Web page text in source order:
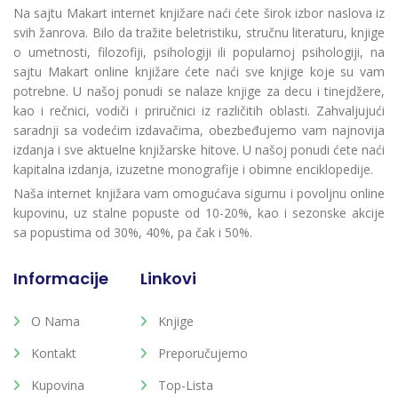
Na sajtu Makart internet knjižare naći ćete širok izbor naslova iz
svih žanrova. Bilo da tražite beletristiku, stručnu literaturu, knjige
o umetnosti, filozofiji, psihologiji ili popularnoj psihologiji, na
sajtu Makart online knjižare ćete naći sve knjige koje su vam
potrebne. U našoj ponudi se nalaze knjige za decu i tinejdžere,
kao i rečnici, vodiči i priručnici iz različitih oblasti. Zahvaljujući
saradnji sa vodećim izdavačima, obezbeđujemo vam najnovija
izdanja i sve aktuelne knjižarske hitove. U našoj ponudi ćete naći
kapitalna izdanja, izuzetne monografije i obimne enciklopedije.
Naša internet knjižara vam omogućava sigurnu i povoljnu online
kupovinu, uz stalne popuste od 10-20%, kao i sezonske akcije
sa popustima od 30%, 40%, pa čak i 50%.
Informacije
O Nama
Kontakt
Kupovina
Linkovi
Knjige
Preporučujemo
Top-Lista